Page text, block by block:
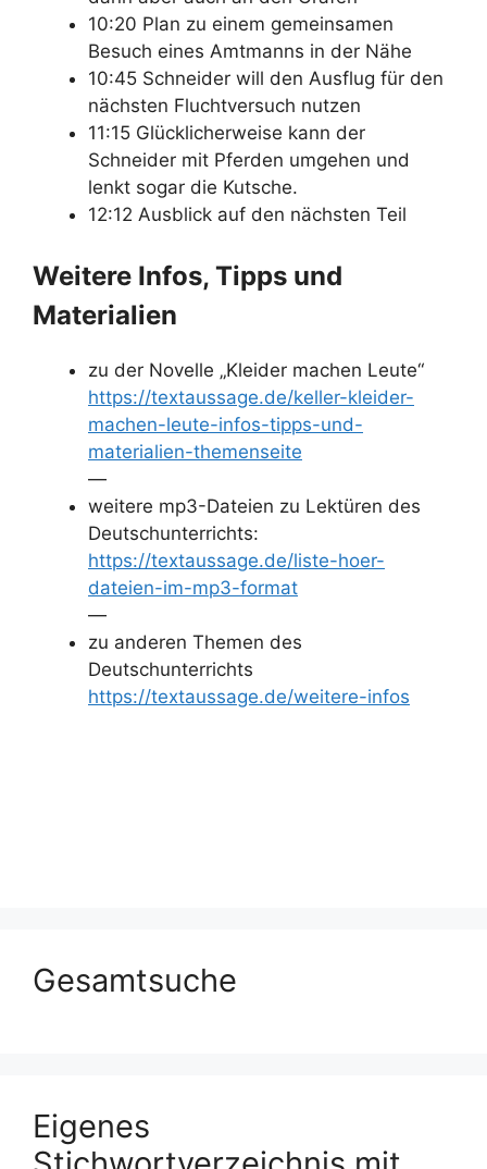
10:20 Plan zu einem gemeinsamen
Besuch eines Amtmanns in der Nähe
10:45 Schneider will den Ausflug für den
nächsten Fluchtversuch nutzen
11:15 Glücklicherweise kann der
Schneider mit Pferden umgehen und
lenkt sogar die Kutsche.
12:12 Ausblick auf den nächsten Teil
Weitere Infos, Tipps und
Materialien
zu der Novelle „Kleider machen Leute“
https://textaussage.de/keller-kleider-
machen-leute-infos-tipps-und-
materialien-themenseite
—
weitere mp3-Dateien zu Lektüren des
Deutschunterrichts:
https://textaussage.de/liste-hoer-
dateien-im-mp3-format
—
zu anderen Themen des
Deutschunterrichts
https://textaussage.de/weitere-infos
Gesamtsuche
Eigenes